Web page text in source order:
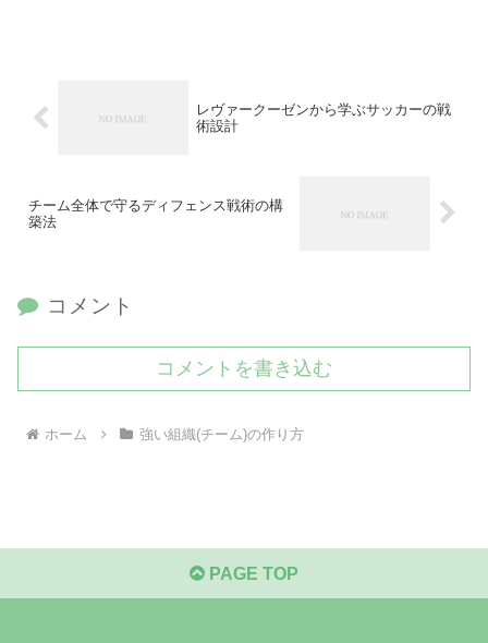
レヴァークーゼンから学ぶサッカーの戦
術設計
チーム全体で守るディフェンス戦術の構
築法
コメント
コメントを書き込む
ホーム 強い組織(チーム)の作り方
PAGE TOP